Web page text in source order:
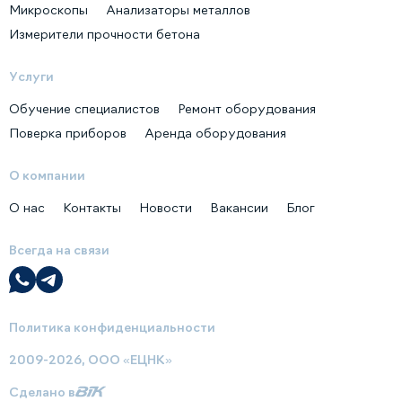
Микроскопы
Анализаторы металлов
Измерители прочности бетона
Услуги
Обучение специалистов
Ремонт оборудования
Поверка приборов
Аренда оборудования
О компании
О нас Контакты Новости Вакансии Блог
Всегда на связи
Политика конфиденциальности
2009-2026, ООО «ЕЦНК»
Сделано в